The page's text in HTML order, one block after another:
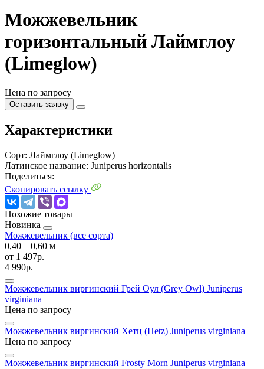
Можжевельник
горизонтальный Лаймглоу
(Limeglow)
Цена по запросу
Оставить заявку
Характеристики
Сорт: Лаймглоу (Limeglow)
Латинское название: Juniperus horizontalis
Поделиться:
Скопировать ссылку
Похожие товары
Новинка
Можжевельник (все сорта)
0,40 ‒ 0,60 м
от 1 497р.
4 990р.
Можжевельник виргинский Грей Оул (Grey Owl) Juniperus
virginiana
Цена по запросу
Можжевельник виргинский Хетц (Hetz) Juniperus virginiana
Цена по запросу
Можжевельник виргинский Frosty Morn Juniperus virginiana